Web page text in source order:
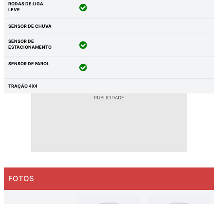
RODAS DE LIGA
LEVE
SENSOR DE CHUVA
SENSOR DE
ESTACIONAMENTO
SENSOR DE FAROL
TRAÇÃO 4X4
FOTOS